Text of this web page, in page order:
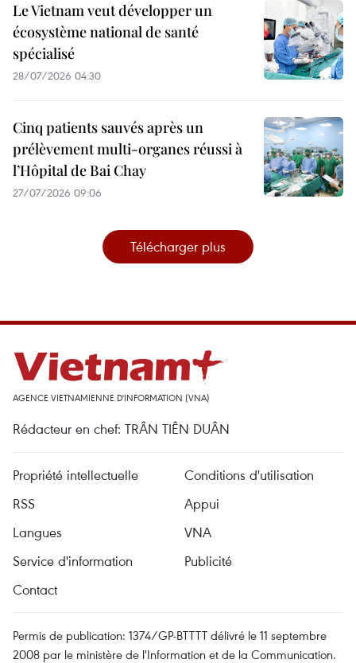
Le Vietnam veut développer un
écosystème national de santé
spécialisé
28/07/2026 04:30
Cinq patients sauvés après un
prélèvement multi-organes réussi à
l’Hôpital de Bai Chay
27/07/2026 09:06
Télécharger plus
AGENCE VIETNAMIENNE D'INFORMATION (VNA)
Rédacteur en chef: TRÂN TIÊN DUÂN
Propriété intellectuelle
Conditions d'utilisation
RSS
Appui
Langues
VNA
Service d'information
Publicité
Contact
Permis de publication: 1374/GP-BTTTT délivré le 11 septembre
2008 par le ministère de l'Information et de la Communication.